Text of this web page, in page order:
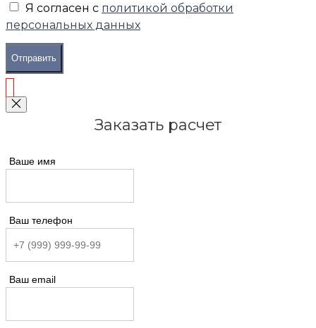
Я согласен с политикой обработки
персональных данных
Отправить
Заказать расчет
Ваше имя
Ваш телефон
Ваш email